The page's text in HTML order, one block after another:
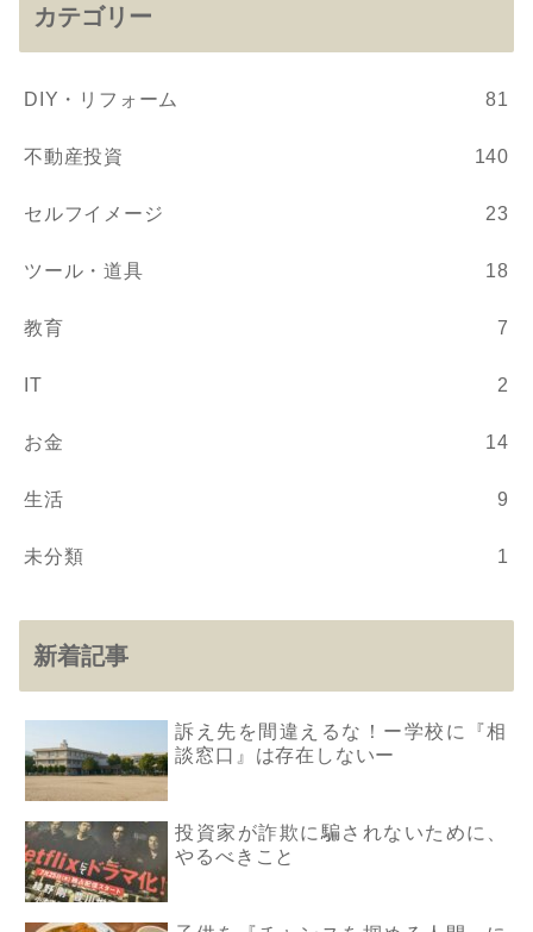
カテゴリー
DIY・リフォーム 81
不動産投資 140
セルフイメージ 23
ツール・道具 18
教育 7
IT 2
お金 14
生活 9
未分類 1
新着記事
訴え先を間違えるな！ー学校に『相
談窓口』は存在しないー
投資家が詐欺に騙されないために、
やるべきこと